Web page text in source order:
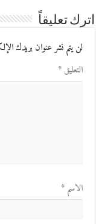
اترك تعليقاً
لن يتم نشر عنوان بريدك
التعليق*
الاسم*